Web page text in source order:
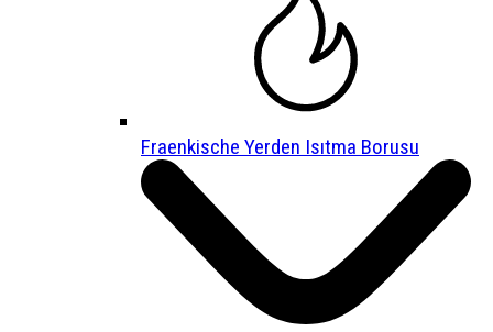
Fraenkische Yerden Isıtma Borusu